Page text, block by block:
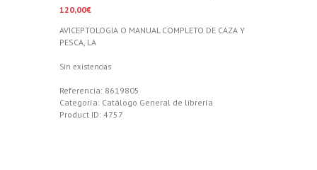
120,00€
AVICEPTOLOGIA O MANUAL COMPLETO DE CAZA Y
PESCA, LA
Sin existencias
Referencia: 8619805
Categoría: Catálogo General de librería
Product ID: 4757